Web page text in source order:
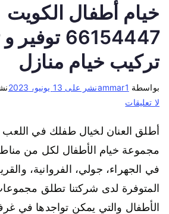
خيام أطفال الكويت
66154447
تركيب خيام منازل
بواسطة ammar1نشر على 13 يونيو، 2023
لا تعليقات
أطلق العنان لخيال طفلك في
مجموعة خيام الأطفال لكل من
في الجهراء، جولي، الفروانية،
المتوفرة لدى شركتنا تطلق
الأطفال والتي يمكن تواجدها في